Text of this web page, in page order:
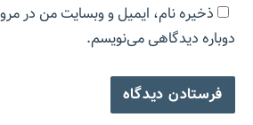
ذخیره نام، ایمیل و وبسایت من در
دوباره دیدگاهی می‌نویسم.